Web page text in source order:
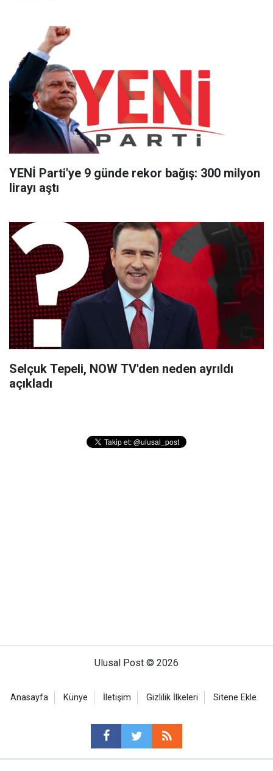
YENİ Parti'ye 9 günde rekor bağış: 300 milyon
lirayı aştı
Selçuk Tepeli, NOW TV'den neden ayrıldı
açıkladı
Ulusal Post © 2026
Anasayfa Künye İletişim Gizlilik İlkeleri Sitene Ekle